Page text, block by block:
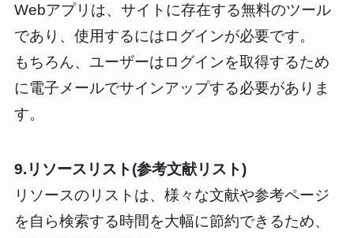
Webアプリは、サイトに存在する無料のツール
であり、使用するにはログインが必要です。
もちろん、ユーザーはログインを取得するため
に電子メールでサインアップする必要がありま
す。
9.リソースリスト(参考文献リスト)
リソースのリストは、様々な文献や参考ページ
を自ら検索する時間を大幅に節約できるため、